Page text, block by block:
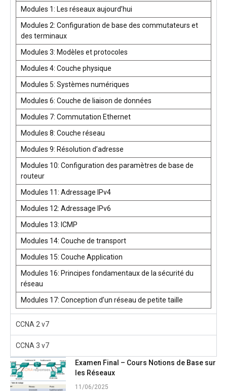
Modules 1: Les réseaux aujourd’hui
Modules 2: Configuration de base des commutateurs et
des terminaux
Modules 3: Modèles et protocoles
Modules 4: Couche physique
Modules 5: Systèmes numériques
Modules 6: Couche de liaison de données
Modules 7: Commutation Ethernet
Modules 8: Couche réseau
Modules 9: Résolution d’adresse
Modules 10: Configuration des paramètres de base de
routeur
Modules 11: Adressage IPv4
Modules 12: Adressage IPv6
Modules 13: ICMP
Modules 14: Couche de transport
Modules 15: Couche Application
Modules 16: Principes fondamentaux de la sécurité du
réseau
Modules 17: Conception d’un réseau de petite taille
CCNA 2 v7
CCNA 3 v7
Examen Final – Cours Notions de Base sur
les Réseaux
11/06/2025